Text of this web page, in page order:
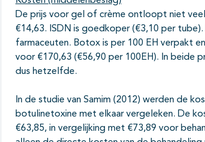
De prijs voor gel of crème ontloopt niet
€14,63. ISDN is goedkoper (€3,10 per
farmaceuten. Botox is per 100 EH verpakt
voor €170,63 (€56,90 per 100EH). In beide
dus hetzelfde.
In de studie van Samim (2012) werden de
botulinetoxine met elkaar vergeleken. De
€63,85, in vergelijking met €73,89 voor